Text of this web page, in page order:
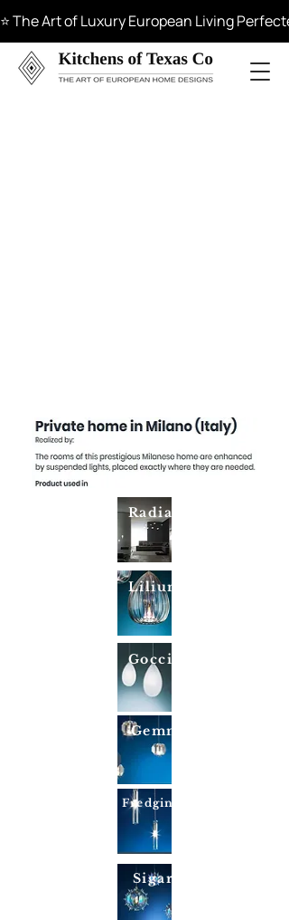
⭐ The Art of Luxury European Living
Radiale
Lilium
Goccia
Gemma
Fredginger
Sigaro